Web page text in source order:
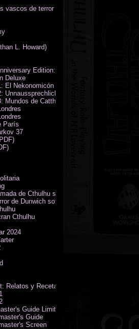
vascos de terror (M. Rodríguez)
L. Howard)
Edition: Quick Start Rules
Deluxe
El Nekonomicón
Unnaussprechlichen Katzen
Mundos de Catthulhu
París
37
de Cthulhu softcover
de Dunwich softcover
Cthulhu
2024
Relatos y Recetas de Humor Sobrenatural
Guide Limited Edition
Guide
Screen